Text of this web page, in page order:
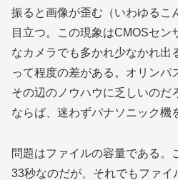
振ると画像が歪む（いわゆるこ
目立つ。この現象はCMOSセン
なカメラでも多かれ少なかれ出
って程度の差がある。オリンパ
その辺のノウハウに乏しいのだ
ならば、迷わずパナソニック機
問題はファイルの容量である。
33秒なのだが、それでもファイ